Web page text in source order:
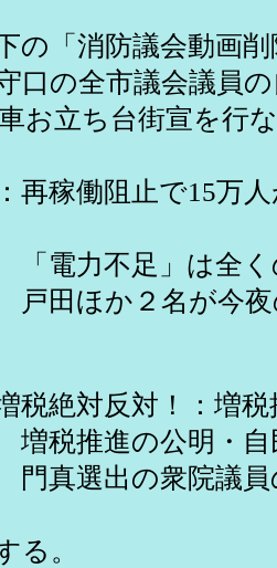
の「消防議会動画
口の全市議会議員
お立ち台街宣を行
稼働阻止で15万人
は全くのデマ
が今夜のバス
絶対反対！：増税
明・自民・民
院議員の村上